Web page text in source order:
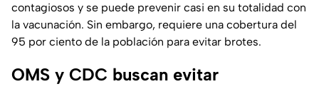
contagiosos y se puede prevenir casi en su totalidad con
la vacunación. Sin embargo, requiere una cobertura del
95 por ciento de la población para evitar brotes.
OMS y CDC buscan evitar